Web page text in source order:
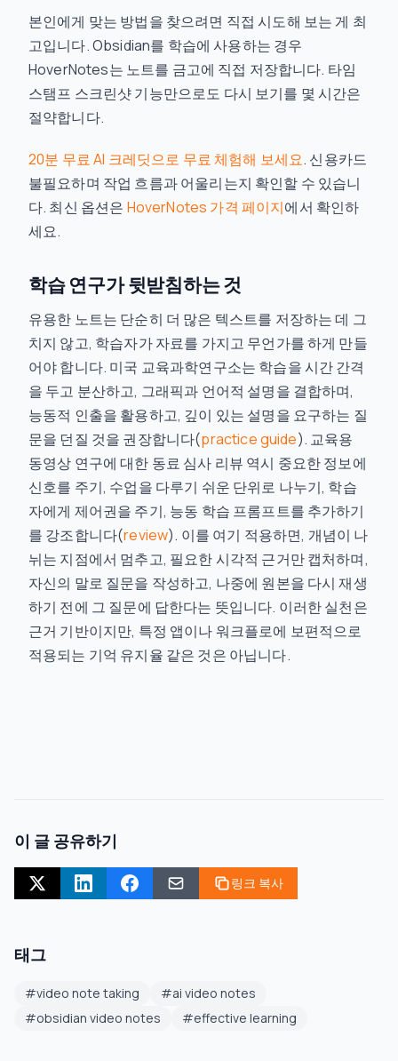
본인에게 맞는 방법을 찾으려면 직접 시도해 보는 게 최
고입니다. Obsidian를 학습에 사용하는 경우
HoverNotes는 노트를 금고에 직접 저장합니다. 타임
스탬프 스크린샷 기능만으로도 다시 보기를 몇 시간은
절약합니다.
20분 무료 AI 크레딧으로 무료 체험해 보세요. 신용카드
불필요하며 작업 흐름과 어울리는지 확인할 수 있습니
다. 최신 옵션은 HoverNotes 가격 페이지에서 확인하
세요.
학습 연구가 뒷받침하는 것
유용한 노트는 단순히 더 많은 텍스트를 저장하는 데 그
치지 않고, 학습자가 자료를 가지고 무언가를 하게 만들
어야 합니다. 미국 교육과학연구소는 학습을 시간 간격
을 두고 분산하고, 그래픽과 언어적 설명을 결합하며,
능동적 인출을 활용하고, 깊이 있는 설명을 요구하는 질
문을 던질 것을 권장합니다(practice guide). 교육용
동영상 연구에 대한 동료 심사 리뷰 역시 중요한 정보에
신호를 주기, 수업을 다루기 쉬운 단위로 나누기, 학습
자에게 제어권을 주기, 능동 학습 프롬프트를 추가하기
를 강조합니다(review). 이를 여기 적용하면, 개념이 나
뉘는 지점에서 멈추고, 필요한 시각적 근거만 캡처하며,
자신의 말로 질문을 작성하고, 나중에 원본을 다시 재생
하기 전에 그 질문에 답한다는 뜻입니다. 이러한 실천은
근거 기반이지만, 특정 앱이나 워크플로에 보편적으로
적용되는 기억 유지율 같은 것은 아닙니다.
이 글 공유하기
링크 복사
태그
#video note taking #ai video notes
#obsidian video notes #effective learning